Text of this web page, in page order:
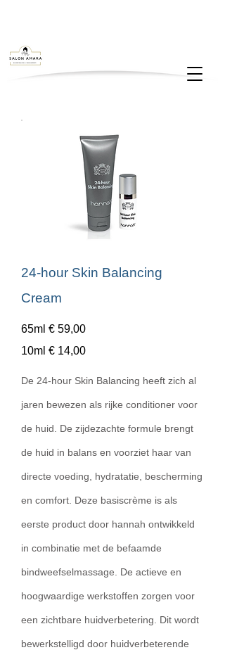
24-hour Skin Balancing
Cream
65ml € 59,00
10ml € 14,00
De 24-hour Skin Balancing heeft zich al
jaren bewezen als rijke conditioner voor
de huid. De zijdezachte formule brengt
de huid in balans en voorziet haar van
directe voeding, hydratatie, bescherming
en comfort. Deze basiscrème is als
eerste product door hannah ontwikkeld
in combinatie met de befaamde
bindweefselmassage. De actieve en
hoogwaardige werkstoffen zorgen voor
een zichtbare huidverbetering. Dit wordt
bewerkstelligd door huidverbeterende